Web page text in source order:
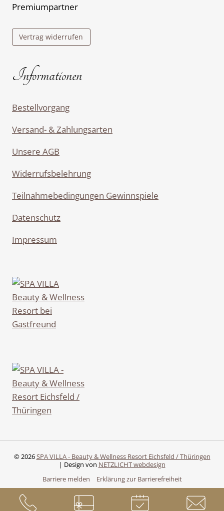
Vertrag widerrufen
Informationen
Bestellvorgang
Versand- & Zahlungsarten
Unsere AGB
Widerrufsbelehrung
Teilnahmebedingungen Gewinnspiele
Datenschutz
Impressum
© 2026SPA VILLA - Beauty & Wellness Resort Eichsfeld / Thüringen
| Design von NETZLICHT webdesign
Barriere melden
Erklärung zur Barrierefreiheit